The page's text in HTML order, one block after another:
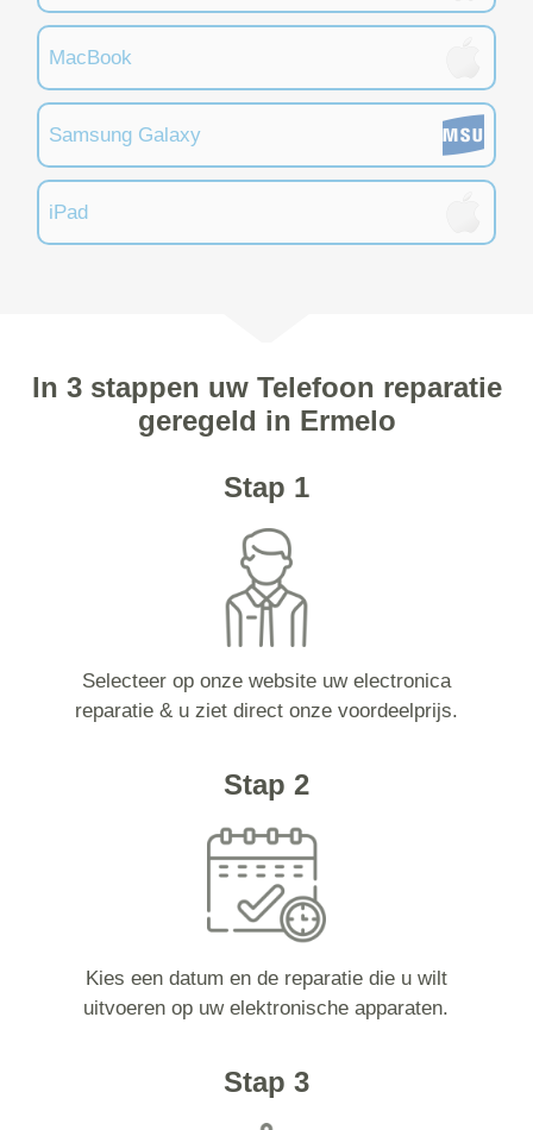
MacBook
Samsung Galaxy
iPad
In 3 stappen uw Telefoon reparatie
geregeld in Ermelo
Stap 1
Selecteer op onze website uw electronica
reparatie & u ziet direct onze voordeelprijs.
Stap 2
Kies een datum en de reparatie die u wilt
uitvoeren op uw elektronische apparaten.
Stap 3